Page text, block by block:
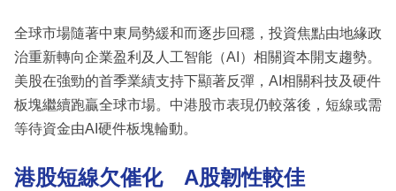
區
全球市場隨著中東局勢緩和而逐步回穩，投資焦點由地緣政
治重新轉向企業盈利及人工智能（AI）相關資本開支趨勢。
美股在強勁的首季業績支持下顯著反彈，AI相關科技及硬件
板塊繼續跑贏全球市場。中港股市表現仍較落後，短線或需
等待資金由AI硬件板塊輪動。
港股短線欠催化 A股韌性較佳